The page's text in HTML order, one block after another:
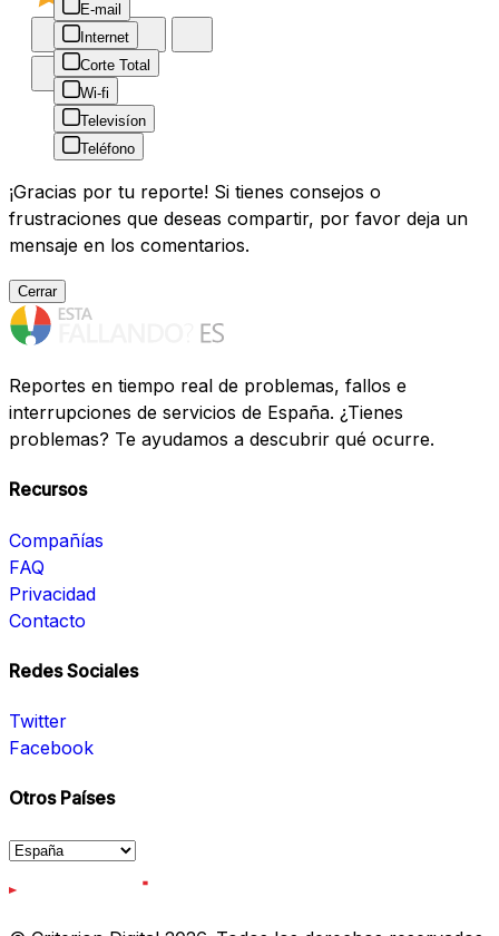
E-mail
Internet
Corte Total
Wi-fi
Televisíon
Teléfono
¡Gracias por tu reporte! Si tienes consejos o
frustraciones que deseas compartir, por favor deja un
mensaje en los comentarios.
Cerrar
Reportes en tiempo real de problemas, fallos e
interrupciones de servicios de España. ¿Tienes
problemas? Te ayudamos a descubrir qué ocurre.
Recursos
Compañías
FAQ
Privacidad
Contacto
Redes Sociales
Twitter
Facebook
Otros Países